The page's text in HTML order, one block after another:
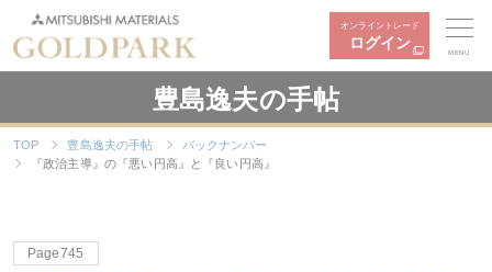
オンライントレード
ログイン
MENU
豊島逸夫の手帖
TOP 豊島逸夫の手帖
バックナンバー
『政治主導』の『悪い円高』と『良い円高』
Page745